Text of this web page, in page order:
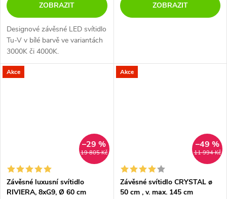
ZOBRAZIT
Designové závěsné LED svítidlo
Tu-V v bílé barvě ve variantách
3000K či 4000K.
ZOBRAZIT
Akce
19 805 Kč
–29 %
Závěsné luxusní svítidlo
RIVIERA, 8xG9, Ø 60 cm
Akce
11 994 Kč
–49 %
Závěsné svítidlo CRYSTAL ø
50 cm , v. max. 145 cm